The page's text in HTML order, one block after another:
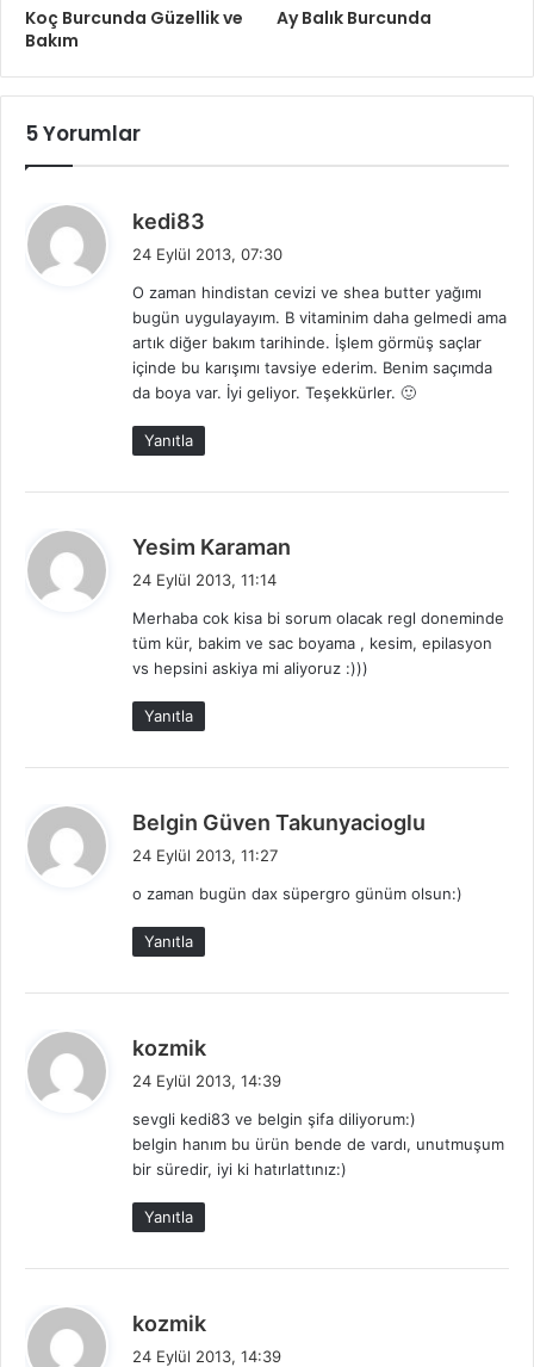
Koç Burcunda Güzellik ve
Bakım
Ay Balık Burcunda
5 Yorumlar
kedi83
i
k
24 Eylül 2013, 07:30
O zaman hindistan cevizi ve shea butter yağımı
bugün uygulayayım. B vitaminim daha gelmedi ama
artık diğer bakım tarihinde. İşlem görmüş saçlar
içinde bu karışımı tavsiye ederim. Benim saçımda
da boya var. İyi geliyor. Teşekkürler. 🙂
Yanıtla
Yesim Karaman
i
k
i
24 Eylül 2013, 11:14
Merhaba cok kisa bi sorum olacak regl doneminde
tüm kür, bakim ve sac boyama , kesim, epilasyon
vs hepsini askiya mi aliyoruz :)))
Yanıtla
Belgin Güven Takunyacioglu
i
24 Eylül 2013, 11:27
o zaman bugün dax süpergro günüm olsun:)
Yanıtla
kozmik
i
k
i
24 Eylül 2013, 14:39
sevgli kedi83 ve belgin şifa diliyorum:)
belgin hanım bu ürün bende de vardı, unutmuşum
bir süredir, iyi ki hatırlattınız:)
Yanıtla
kozmik
24 Eylül 2013, 14:39